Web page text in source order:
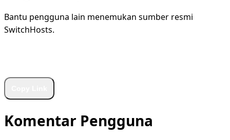
Bantu pengguna lain menemukan sumber resmi
SwitchHosts.
Komentar Pengguna